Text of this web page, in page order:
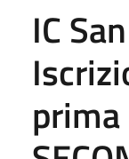
IC
prima